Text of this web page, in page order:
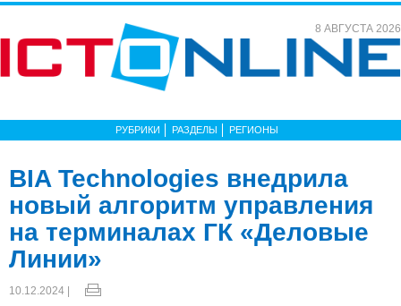
8 АВГУСТА 2026
РУБРИКИ РАЗДЕЛЫ РЕГИОНЫ
BIA Technologies внедрила
новый алгоритм управления
на терминалах ГК «Деловые
Линии»
10.12.2024 |